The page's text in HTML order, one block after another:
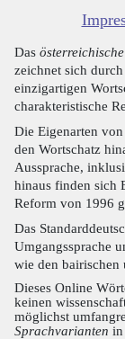
Das
zeichnet sich
einzigartigen
charakteristische
Die Eigenarten
den Wortschatz
Aussprache,
hinaus finden sich
Reform von 1996
Das
Umgangssprache
wie den bairischen
Dieses Online
keinen
möglichst
Sprachvarianten in